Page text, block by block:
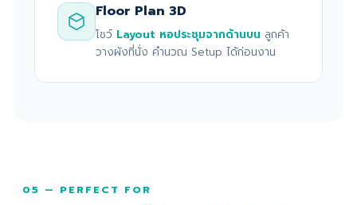
Floor Plan 3D
โชว์ Layout หอประชุมจากด้านบน ลูกค้า
วางผังที่นั่ง คำนวณ Setup ได้ก่อนงาน
05 — PERFECT FOR